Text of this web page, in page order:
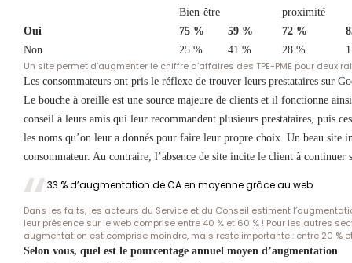
Bien-être
proximité
Oui 75 % 59 % 72 %
Non
25 % 41 % 28 %
Un site permet d’augmenter le chiffre d’affaires des TPE-PME pour deux
Les consommateurs ont pris le réflexe de trouver leurs prestataires sur
Le bouche à oreille est une source majeure de clients et il fonctionne
conseil à leurs amis qui leur recommandent plusieurs prestataires, puis
les noms qu’on leur a donnés pour faire leur propre choix. Un beau site
consommateur. Au contraire, l’absence de site incite le client à continuer
33 % d’augmentation de CA en moyenne grâce au web
Dans les faits, les acteurs du Service et du Conseil estiment
leur présence sur le web comprise entre 40 % et 60 % ! Pour les autres
augmentation est comprise moindre, mais reste importante : entre 20 %
Selon vous, quel est le pourcentage annuel moyen d’augmentation